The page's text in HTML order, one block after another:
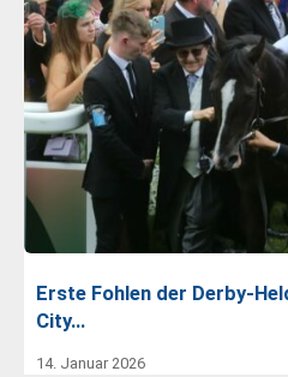
Erste Fohlen der Derby-
City…
14. Januar 2026